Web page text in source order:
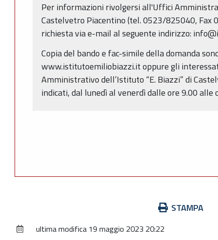
Per informazioni rivolgersi all'Uffici
Castelvetro Piacentino (tel. 0523/825040, Fax
richiesta via e-mail al seguente indirizzo:
Copia del bando e fac-simile della domanda
www.istitutoemiliobiazzi.it oppure gli
Amministrativo dell’Istituto “E. Biazzi” di
indicati, dal lunedì al venerdì dalle ore 9.00 alle
documento
STAMPA
ultima modifica 19 maggio 2023 20:22